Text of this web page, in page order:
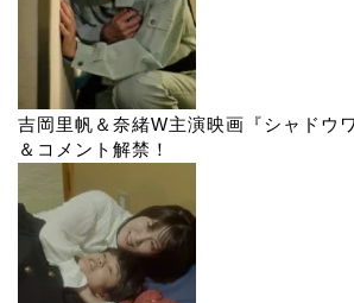
吉岡里帆＆奈緒W主演映画『シャドウ
＆コメント解禁！